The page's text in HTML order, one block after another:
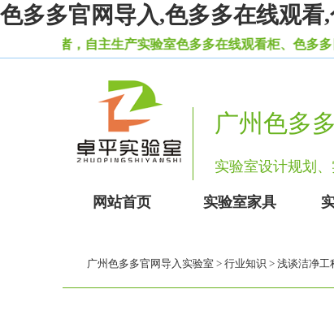
色多多官网导入,色多多在线观
，自主生产实验室色多多在线观看柜、色多多日逼
广州色多
实验室设计规划
网站首页 实验室家具
广州色多多官网导入实验室 > 行业知识 > 浅谈洁净工